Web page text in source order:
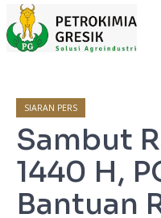
SIARAN PERS
Sambut
1440 H,
Bantuan